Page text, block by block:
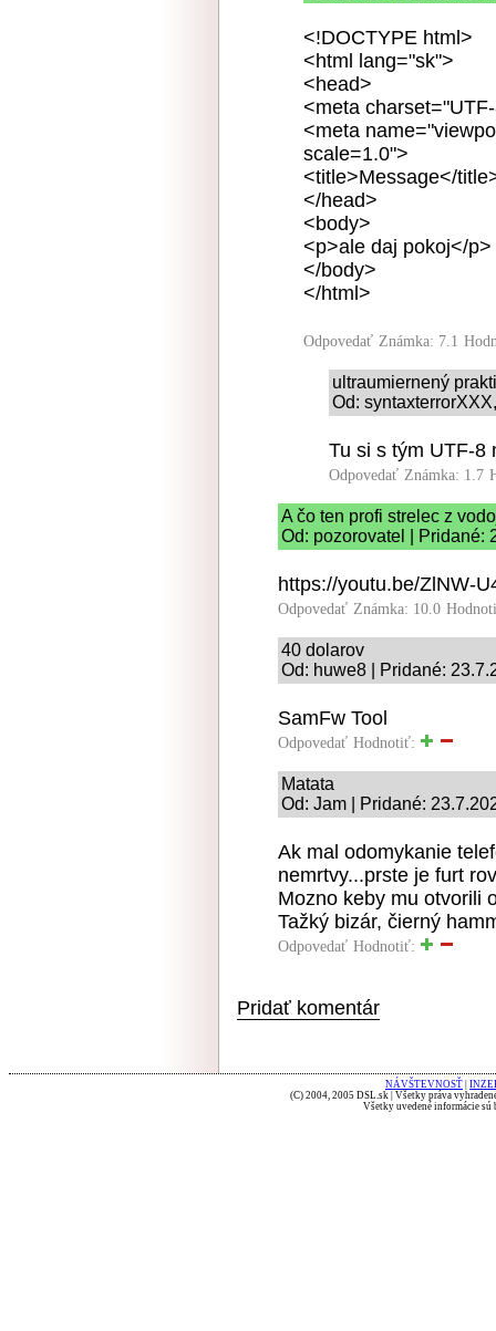
<!DOCTYPE html>
<html lang="sk">
<head>
<meta
<meta
scale=1.0">
<title>Message</
</head>
<body>
<p>ale daj pokoj</p>
</body>
</html>
Odpovedať Známka: 7.1
ultraumiernený
Od:
Tu si s tým UTF-8
Odpovedať Známka: 1.7
A čo ten profi strelec z
Od: pozorovatel | Pridané:
https://youtu.be/ZlNW-
Odpovedať Známka: 10.0
40 dolarov
Od: huwe8 | Pridané:
SamFw Tool
Odpovedať Hodnotiť:
Matata
Od: Jam | Pridané:
Ak mal odomykanie
nemrtvy...prste je furt
Mozno keby mu otvorili
Tažký bizár, čierný
Odpovedať Hodnotiť:
Pridať komentár
NÁVŠTEVNOSŤ
(C) 2004, 2005 DSL.sk | Všetky práva
Všetky uvedené informácie sú